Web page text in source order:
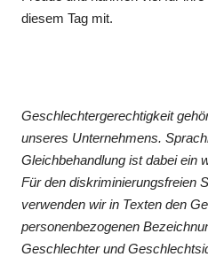
diesem Tag mit.
Geschlechtergerechtigkeit
unseres Unternehmens.
Gleichbehandlung ist dabei ein
Für den diskriminierungsfreien
verwenden wir in Texten den
personenbezogenen
Geschlechter und